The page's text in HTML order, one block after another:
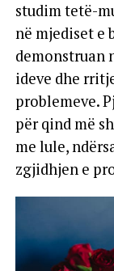
studim tetë-
në mjediset e
demonstruan
ideve dhe
problemeve.
për qind më
me lule,
zgjidhjen e